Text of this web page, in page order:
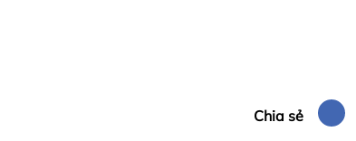
Chia sẻ